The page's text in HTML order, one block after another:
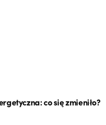
co się zmieniło?